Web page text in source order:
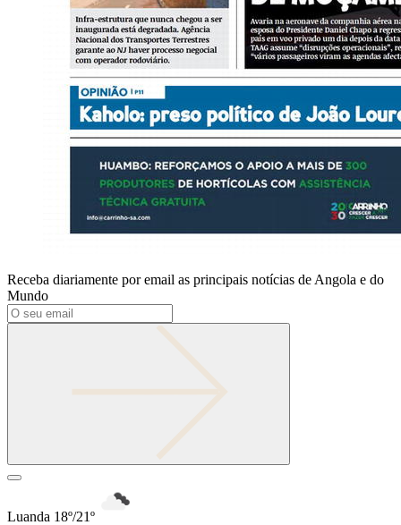
Receba diariamente por email as principais notícias de Angola e do
Mundo
Luanda 18º/21º